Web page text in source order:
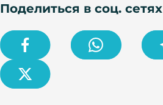
Поделиться в соц. сетях